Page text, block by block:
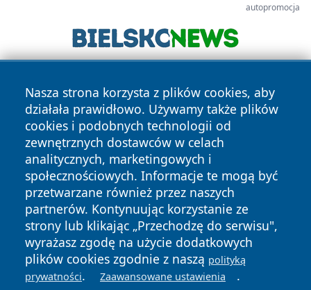
autopromocja
Nasza strona korzysta z plików cookies, aby
działała prawidłowo. Używamy także plików
cookies i podobnych technologii od
zewnętrznych dostawców w celach
analitycznych, marketingowych i
społecznościowych. Informacje te mogą być
przetwarzane również przez naszych
partnerów. Kontynuując korzystanie ze
strony lub klikając „Przechodzę do serwisu",
wyrażasz zgodę na użycie dodatkowych
plików cookies zgodnie z naszą polityką
prywatności. Zaawansowane ustawienia .
Copyright © 2026 24slupsk.pl Wszystkie prawa zastrzeżone.
News Autorzy
Polityka
Prywatności
Polityka
Cookies